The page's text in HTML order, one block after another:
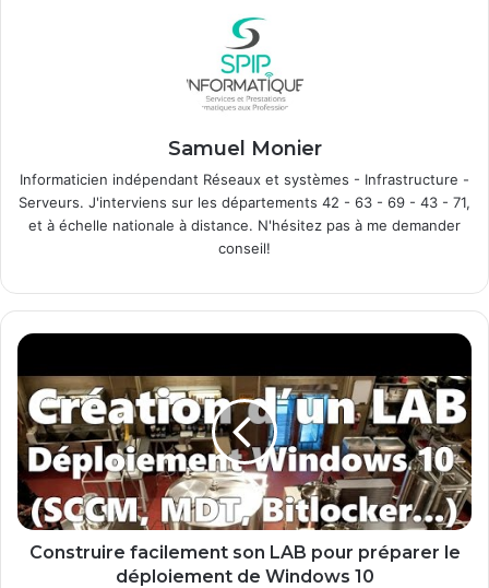
Samuel Monier
Informaticien indépendant Réseaux et systèmes - Infrastructure -
Serveurs. J'interviens sur les départements 42 - 63 - 69 - 43 - 71,
et à échelle nationale à distance. N'hésitez pas à me demander
conseil!
C
n
s
t
r
u
i
r
Construire facilement son LAB pour préparer le
déploiement de Windows 10